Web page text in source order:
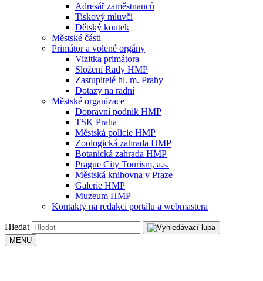
Adresář zaměstnanců
Tiskový mluvčí
Dětský koutek
Městské části
Primátor a volené orgány
Vizitka primátora
Složení Rady HMP
Zastupitelé hl. m. Prahy
Dotazy na radní
Městské organizace
Dopravní podnik HMP
TSK Praha
Městská policie HMP
Zoologická zahrada HMP
Botanická zahrada HMP
Prague City Tourism, a.s.
Městská knihovna v Praze
Galerie HMP
Muzeum HMP
Kontakty na redakci portálu a webmastera
Hledat
MENU